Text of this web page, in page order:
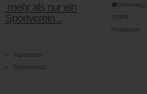
mehr als nur ein
Sportverein...
Deverweg,
26909
Neubörger
Impressum
Datenschutz